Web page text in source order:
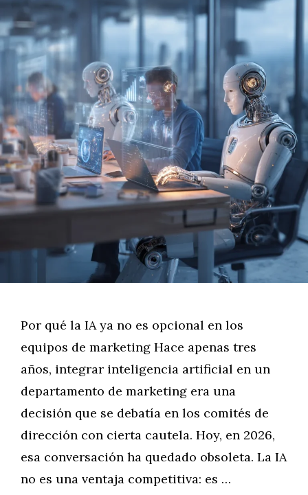
Por qué la IA ya no es opcional en los
equipos de marketing Hace apenas tres
años, integrar inteligencia artificial en un
departamento de marketing era una
decisión que se debatía en los comités de
dirección con cierta cautela. Hoy, en 2026,
esa conversación ha quedado obsoleta. La IA
no es una ventaja competitiva: es …